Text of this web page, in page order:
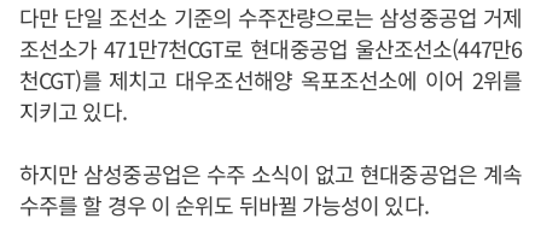
다만 단일 조선소 기준의 수주잔량으로는 삼성중공업 거제
조선소가 471만7천CGT로 현대중공업 울산조선소(447만6
천CGT)를 제치고 대우조선해양 옥포조선소에 이어 2위를
지키고 있다.
하지만 삼성중공업은 수주 소식이 없고 현대중공업은 계속
수주를 할 경우 이 순위도 뒤바뀔 가능성이 있다.